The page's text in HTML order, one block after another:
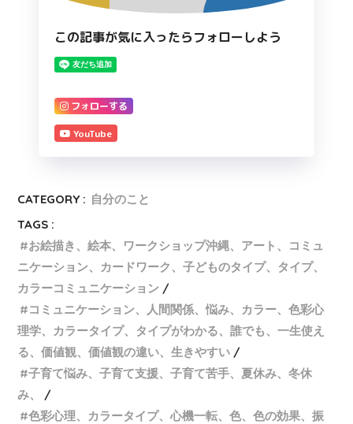
この記事が気に入ったらフォローしよう
フォローする
YouTube
CATEGORY : 自分のこと
TAGS :
お絵描き、絵本、ワークショップ沖縄、アート、コミュ
ニケーション、カードワーク、子どものタイプ、タイプ、
カラーコミュニケーション
コミュニケーション、人間関係、悩み、カラー、色彩心
理学、カラータイプ、タイプがわかる、誰でも、一生使え
る、価値観、価値観の違い、生きやすい
子育て悩み、子育て支援、子育て苦手、夏休み、冬休
み、
色彩心理、カラータイプ、心機一転、色、色の効果、振